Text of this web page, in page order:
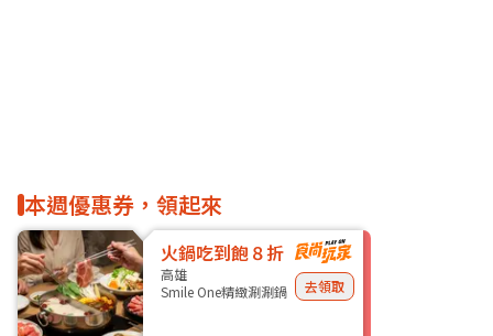
本週優惠券，領起來
火鍋吃到飽８折
高雄
Smile One精緻涮涮鍋
去領取